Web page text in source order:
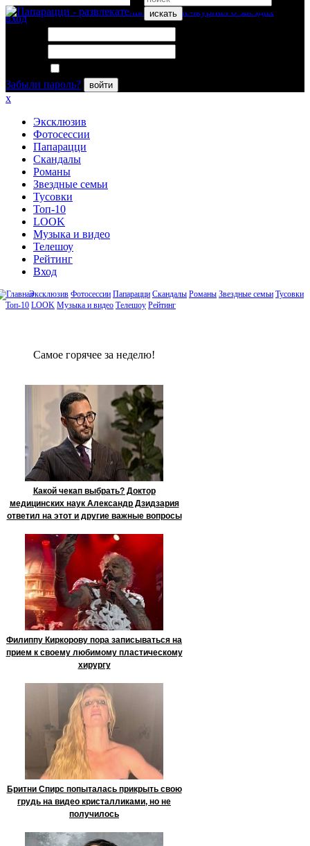
искать
вход
Забыли пароль?
войти
x
Эксклюзив
Фотосессии
Папарацци
Скандалы
Романы
Звездные семьи
Тусовки
Топ-10
LOOK
Музыка и видео
Телешоу
Рейтинг
Вход
Эксклюзив Фотосессии Папарацци Скандалы Романы Звездные семьи Тусовки
Топ-10 LOOK Музыка и видео Телешоу Рейтинг
Сaмое гoрячее за неделю!
Какой чекап выбрать? Доктор
медицинских наук Александр Дзидзария
ответил на этот и другие важные вопросы
Филиппу Киркорову пора записываться на
прием к своему любимому пластическому
хирургу
Бритни Спирс попыталась прикрыть свою
грудь на видео кристалликами, но не
получилось